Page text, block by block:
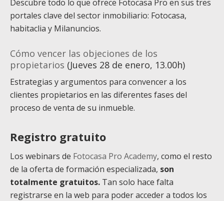
Descubre todo lo que ofrece Fotocasa Pro en sus tres
portales clave del sector inmobiliario: Fotocasa,
habitaclia y Milanuncios.
Cómo vencer las objeciones de los
propietarios (Jueves 28 de enero, 13.00h)
Estrategias y argumentos para convencer a los
clientes propietarios en las diferentes fases del
proceso de venta de su inmueble.
Registro gratuito
Los webinars de Fotocasa Pro Academy, como el resto
de la oferta de formación especializada, son
totalmente gratuitos. Tan solo hace falta
registrarse en la web para poder acceder a todos los